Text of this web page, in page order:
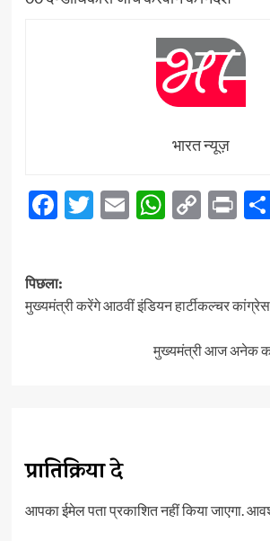
भारत न्यूज़
Facebook
Twitter
EmailCopy
पोस्ट
नेविगेशन
पिछला:
मुख्यमंत्री करेंगे आठवीं इंडियन हार्टीकल्चर
मुख्यमंत्री आज अनेक
प्रातिक्रिया दे
आपका ईमेल पता प्रकाशित नहीं किया जाएगा.